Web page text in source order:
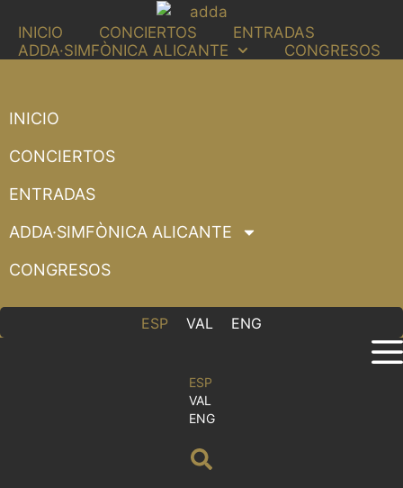
contenido
INICIO CONCIERTOS
ENTRADAS
ADDA·SIMFÒNICA ALICANTE
CONGRESOS
INICIO
CONCIERTOS
ENTRADAS
ADDA·SIMFÒNICA ALICANTE
CONGRESOS
ESP VAL ENG
ESP
VAL
ENG